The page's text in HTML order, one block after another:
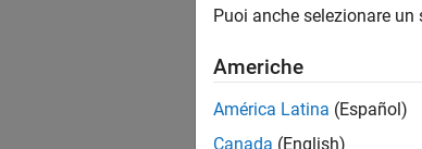
Puoi anche selezionare
Americhe
América Latina (Español)
Canada (English)